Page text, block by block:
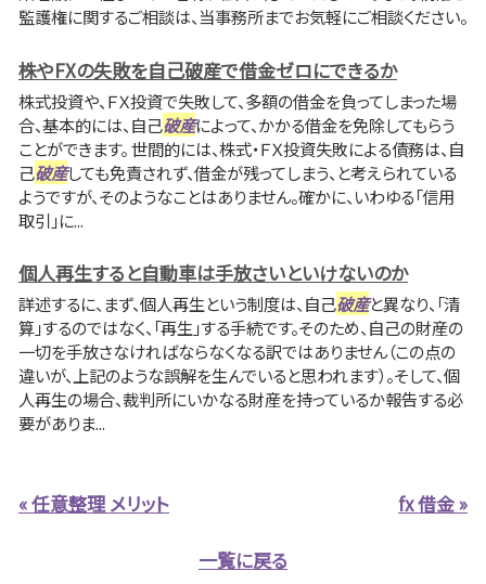
監護権に関するご相談は、当事務所までお気軽にご相談ください。
株やFXの失敗を自己破産で借金ゼロにできるか
株式投資や、ＦＸ投資で失敗して、多額の借金を負ってしまった場
合、基本的には、自己破産によって、かかる借金を免除してもらう
ことができます。 世間的には、株式・ＦＸ投資失敗による債務は、自
己破産しても免責されず、借金が残ってしまう、と考えられている
ようですが、そのようなことはありません。確かに、いわゆる「信用
取引」に...
個人再生すると自動車は手放さいといけないのか
詳述するに、まず、個人再生という制度は、自己破産と異なり、「清
算」するのではなく、「再生」する手続です。そのため、自己の財産の
一切を手放さなければならなくなる訳ではありません（この点の
違いが、上記のような誤解を生んでいると思われます）。そして、個
人再生の場合、裁判所にいかなる財産を持っているか報告する必
要がありま...
« 任意整理 メリット fx 借金 »
一覧に戻る